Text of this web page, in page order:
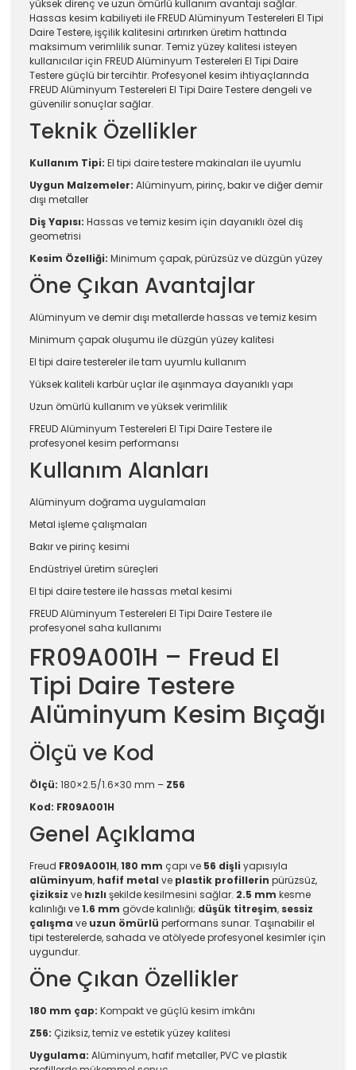
yüksek direnç ve uzun ömürlü kullanım avantajı sağlar.
Hassas kesim kabiliyeti ile FREUD Alüminyum Testereleri El Tipi
Daire Testere, işçilik kalitesini artırırken üretim hattında
maksimum verimlilik sunar. Temiz yüzey kalitesi isteyen
kullanıcılar için FREUD Alüminyum Testereleri El Tipi Daire
Testere güçlü bir tercihtir. Profesyonel kesim ihtiyaçlarında
FREUD Alüminyum Testereleri El Tipi Daire Testere dengeli ve
güvenilir sonuçlar sağlar.
Teknik Özellikler
Kullanım Tipi: El tipi daire testere makinaları ile uyumlu
Uygun Malzemeler: Alüminyum, pirinç, bakır ve diğer demir
dışı metaller
Diş Yapısı: Hassas ve temiz kesim için dayanıklı özel diş
geometrisi
Kesim Özelliği: Minimum çapak, pürüzsüz ve düzgün yüzey
Öne Çıkan Avantajlar
Alüminyum ve demir dışı metallerde hassas ve temiz kesim
Minimum çapak oluşumu ile düzgün yüzey kalitesi
El tipi daire testereler ile tam uyumlu kullanım
Yüksek kaliteli karbür uçlar ile aşınmaya dayanıklı yapı
Uzun ömürlü kullanım ve yüksek verimlilik
FREUD Alüminyum Testereleri El Tipi Daire Testere ile
profesyonel kesim performansı
Kullanım Alanları
Alüminyum doğrama uygulamaları
Metal işleme çalışmaları
Bakır ve pirinç kesimi
Endüstriyel üretim süreçleri
El tipi daire testere ile hassas metal kesimi
FREUD Alüminyum Testereleri El Tipi Daire Testere ile
profesyonel saha kullanımı
FR09A001H – Freud El
Tipi Daire Testere
Alüminyum Kesim Bıçağı
Ölçü ve Kod
Ölçü: 180×2.5/1.6×30 mm – Z56
Kod: FR09A001H
Genel Açıklama
Freud FR09A001H,180 mm çapı ve 56 dişli yapısıyla
alüminyum, hafif metal ve plastik profillerin pürüzsüz,
çiziksiz ve hızlı şekilde kesilmesini sağlar. 2.5 mm kesme
kalınlığı ve1.6 mm gövde kalınlığı; düşük titreşim, sessiz
çalışma ve uzun ömürlü performans sunar. Taşınabilir el
tipi testerelerde, sahada ve atölyede profesyonel kesimler için
uygundur.
Öne Çıkan Özellikler
180 mm çap: Kompakt ve güçlü kesim imkânı
Z56: Çiziksiz, temiz ve estetik yüzey kalitesi
Uygulama: Alüminyum, hafif metaller, PVC ve plastik